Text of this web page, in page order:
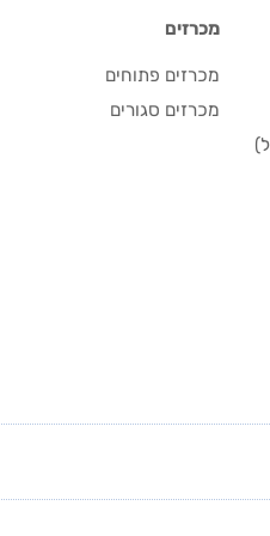
מכרזים
מכרזים פתוחים
מכרזים סגורים